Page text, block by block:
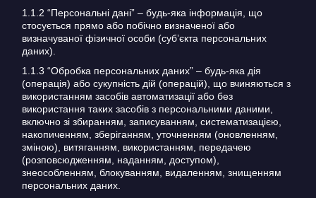
+380671500551
Замовити дзвінок зараз
1.1.2 “Персональні дані” – будь-яка інформація, що
стосується прямо або побічно визначеної або
визначуваної фізичної особи (суб’єкта персональних
даних).
1.1.3 “Обробка персональних даних” – будь-яка дія
(операція) або сукупність дій (операцій), що вчиняються з
використанням засобів автоматизації або без
використання таких засобів з персональними даними,
включно зі збиранням, записуванням, систематизацією,
накопиченням, зберіганням, уточненням (оновленням,
зміною), витяганням, використанням, передачею
(розповсюдженням, наданням, доступом),
знеособленням, блокуванням, видаленням, знищенням
персональних даних.